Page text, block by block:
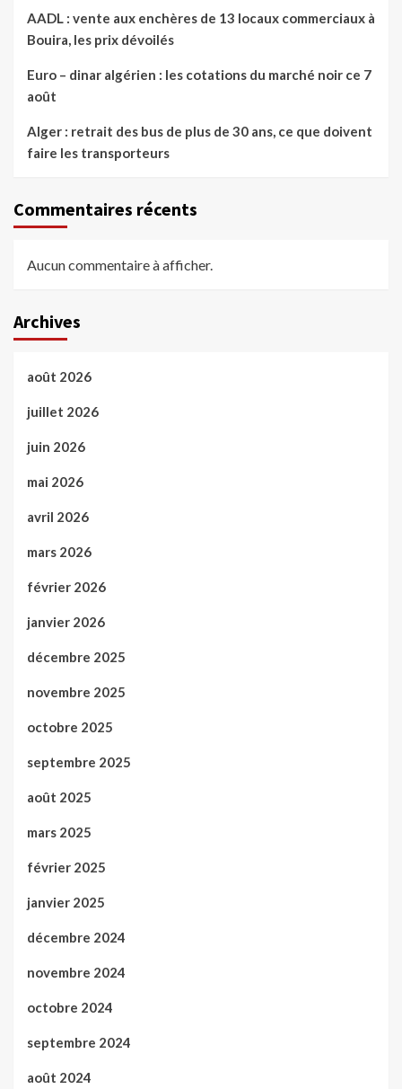
AADL : vente aux enchères de 13 locaux commerciaux à
Bouira, les prix dévoilés
Euro – dinar algérien : les cotations du marché noir ce 7
août
Alger : retrait des bus de plus de 30 ans, ce que doivent
faire les transporteurs
Commentaires récents
Aucun commentaire à afficher.
Archives
août 2026
juillet 2026
juin 2026
mai 2026
avril 2026
mars 2026
février 2026
janvier 2026
décembre 2025
novembre 2025
octobre 2025
septembre 2025
août 2025
mars 2025
février 2025
janvier 2025
décembre 2024
novembre 2024
octobre 2024
septembre 2024
août 2024